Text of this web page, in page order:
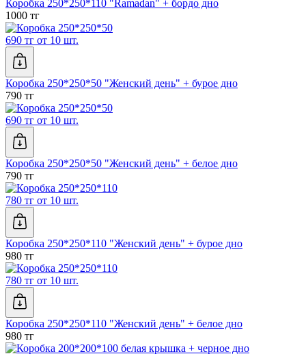
Коробка 250*250*110 "Ramadan" + бордо дно
1000 тг
690 тг от 10 шт.
Коробка 250*250*50 "Женский день" + бурое дно
790 тг
690 тг от 10 шт.
Коробка 250*250*50 "Женский день" + белое дно
790 тг
780 тг от 10 шт.
Коробка 250*250*110 "Женский день" + бурое дно
980 тг
780 тг от 10 шт.
Коробка 250*250*110 "Женский день" + белое дно
980 тг